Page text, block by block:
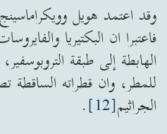
وقد اعتمد هويل
فاعتبرا ان البكتيريا
الهابطة إلى طبقة
للمطر، وان قطراته الساقطة
الجراثيم[12]
.